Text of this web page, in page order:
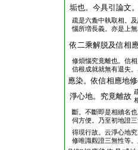
垢也。今具引論文
疏是六麁中執取相。
惱所増長義。亦是上
依二乘解脱及信相
修煩惱究竟離也。信
信根成就就無有退失
應染。依信相應地
淨心地。究竟離故
斷。不斷即是相續名
伺方便。乃至初地證
得現行故。云淨心地
修唯識觀證三無性等